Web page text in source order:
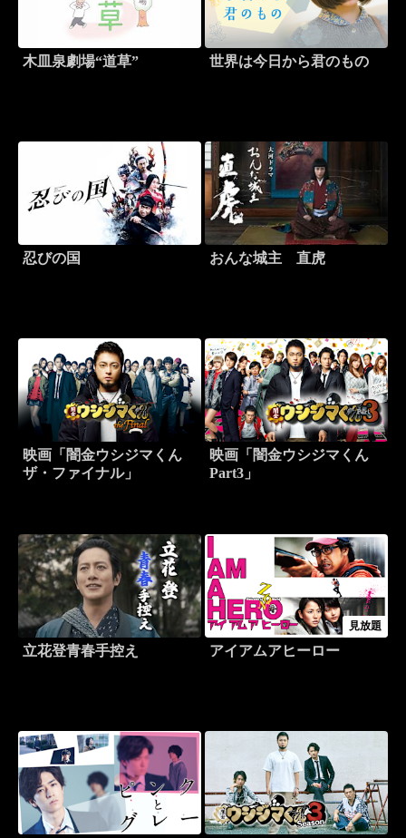
木皿泉劇場“道草” 世界は今日から君のもの
忍びの国 おんな城主 直虎
映画「闇金ウシジマくん
ザ・ファイナル」
映画「闇金ウシジマくん
Part3」
立花登青春手控え
見放題
アイアムアヒーロー